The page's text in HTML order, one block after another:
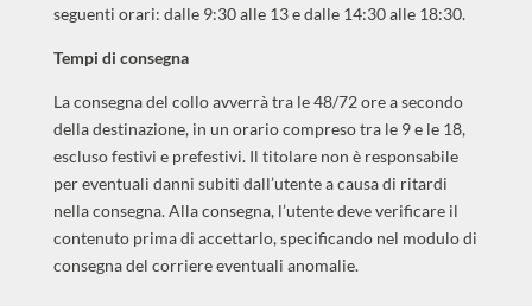
seguenti orari: dalle 9:30 alle 13 e dalle 14:30 alle 18:30.
Tempi di consegna
La consegna del collo avverrà tra le 48/72 ore a secondo
della destinazione, in un orario compreso tra le 9 e le 18,
escluso festivi e prefestivi. Il titolare non è responsabile
per eventuali danni subiti dall’utente a causa di ritardi
nella consegna. Alla consegna, l’utente deve verificare il
contenuto prima di accettarlo, specificando nel modulo di
consegna del corriere eventuali anomalie.